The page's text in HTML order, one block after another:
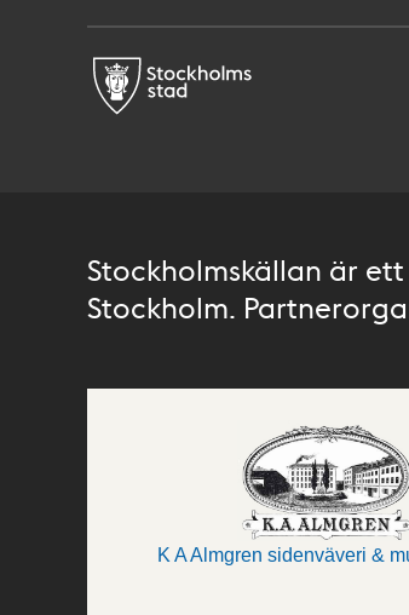
Stockholmskällan är
Stockholm.
K A Almgren sidenväveri &